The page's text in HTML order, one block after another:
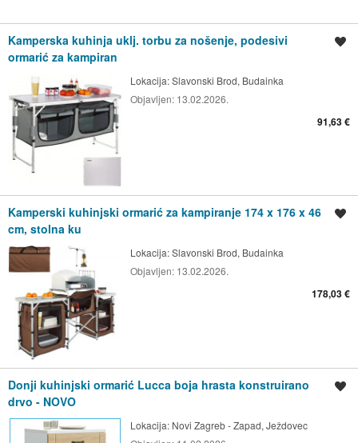
Kamperska kuhinja uklj. torbu za nošenje, podesivi
ormarić za kampiran
Lokacija:Slavonski Brod, Budainka
Objavljen: 13.02.2026.
91,63 €
Kamperski kuhinjski ormarić za kampiranje 174 x 176 x 46
cm, stolna ku
Lokacija:Slavonski Brod, Budainka
Objavljen: 13.02.2026.
178,03 €
Donji kuhinjski ormarić Lucca boja hrasta konstruirano
drvo - NOVO
Lokacija: Novi Zagreb - Zapad, Ježdovec